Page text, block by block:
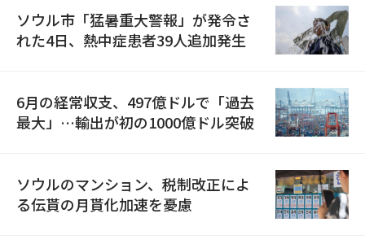
ソウル市「猛暑重大警報」が発令さ
れた4日、熱中症患者39人追加発生
6月の経常収支、497億ドルで「過去
最大」…輸出が初の1000億ドル突破
ソウルのマンション、税制改正によ
る伝貰の月貰化加速を憂慮